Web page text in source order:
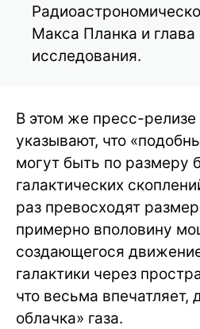
Макса Планка и глава
исследования.
В этом же пресс-
указывают, что
могут быть по размеру
галактических
раз превосходят
примерно вполовину
создающегося
галактики через
что весьма впечатляет,
облачка» газа.